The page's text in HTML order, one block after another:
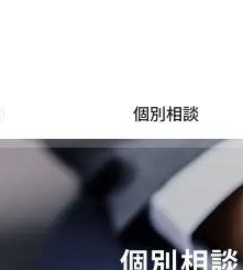
個別相談
個別相